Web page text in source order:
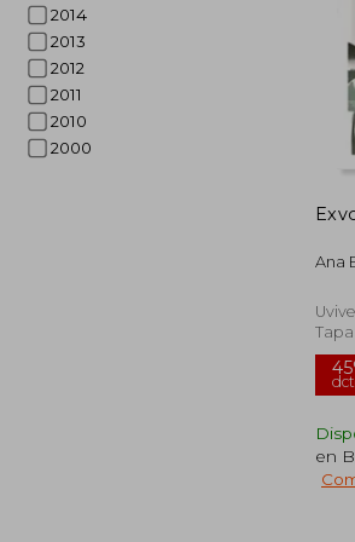
2014
2013
2012
2011
2010
2000
Ana
en